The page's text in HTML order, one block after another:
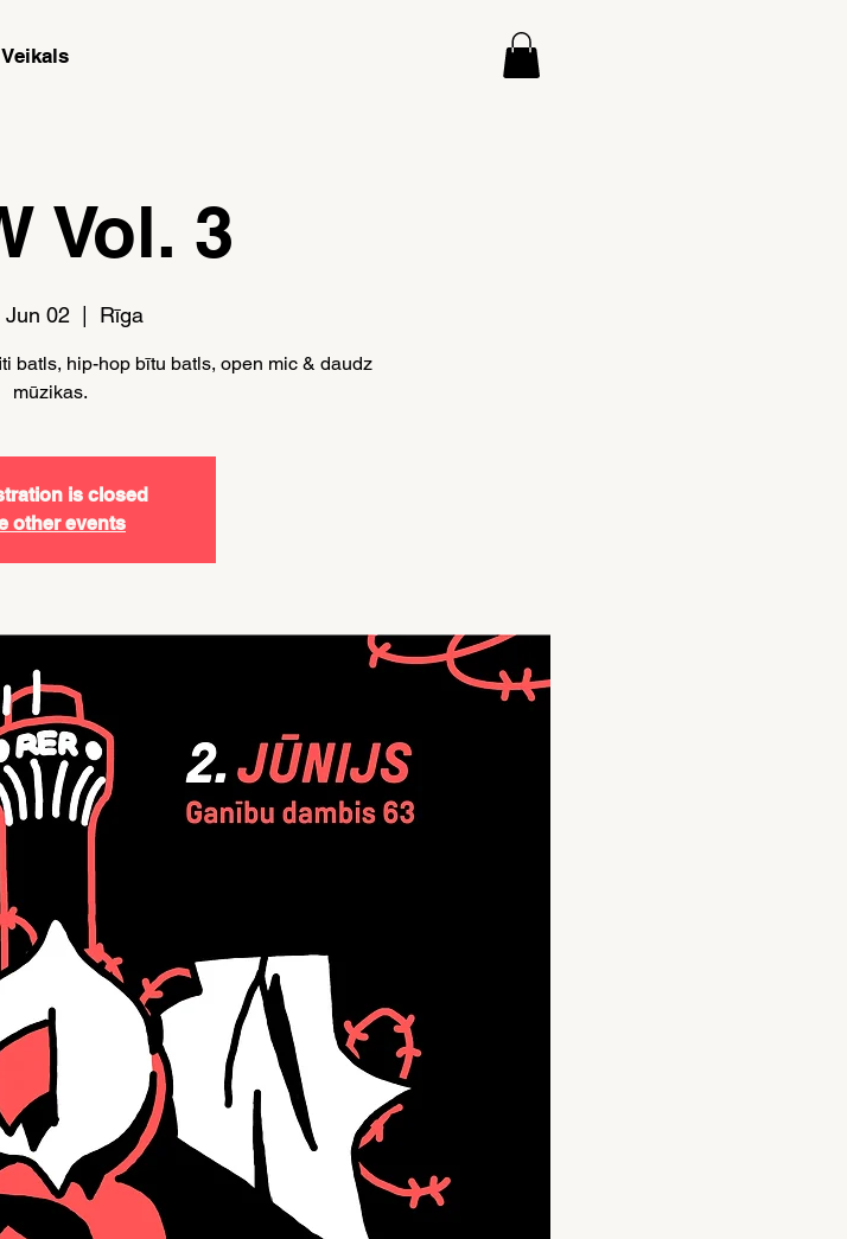
Veikals
Vol. 3
Jun 02 Rīga
batls, hip-hop bītu batls, open mic & daudz
mūzikas.
is closed
other events